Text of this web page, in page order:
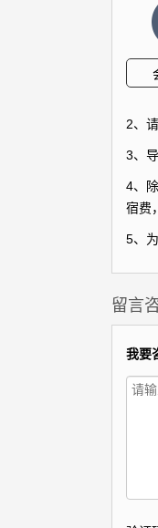
2、
3、
4、
宿费
5、
留言
我要